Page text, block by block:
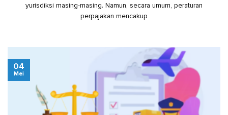
yurisdiksi masing-masing. Namun, secara umum, peraturan
perpajakan mencakup
04
Mei